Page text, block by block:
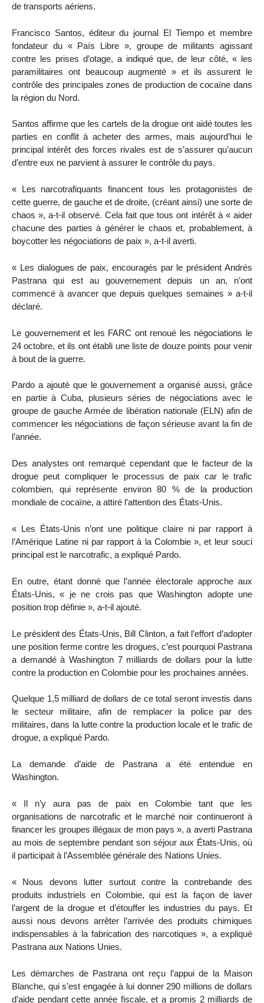
de transports aériens.
Francisco Santos, éditeur du journal El Tiempo et membre
fondateur du « País Libre », groupe de militants agissant
contre les prises d’otage, a indiqué que, de leur côté, « les
paramilitaires ont beaucoup augmenté » et ils assurent le
contrôle des principales zones de production de cocaïne dans
la région du Nord.
Santos affirme que les cartels de la drogue ont aidé toutes les
parties en conflit à acheter des armes, mais aujourd’hui le
principal intérêt des forces rivales est de s’assurer qu’aucun
d’entre eux ne parvient à assurer le contrôle du pays.
« Les narcotrafiquants financent tous les protagonistes de
cette guerre, de gauche et de droite, (créant ainsi) une sorte de
chaos », a-t-il observé. Cela fait que tous ont intérêt à « aider
chacune des parties à générer le chaos et, probablement, à
boycotter les négociations de paix », a-t-il averti.
« Les dialogues de paix, encouragés par le président Andrés
Pastrana qui est au gouvernement depuis un an, n’ont
commencé à avancer que depuis quelques semaines » a-t-il
déclaré.
Le gouvernement et les FARC ont renoué les négociations le
24 octobre, et ils ont établi une liste de douze points pour venir
à bout de la guerre.
Pardo a ajouté que le gouvernement a organisé aussi, grâce
en partie à Cuba, plusieurs séries de négociations avec le
groupe de gauche Armée de libération nationale (ELN) afin de
commencer les négociations de façon sérieuse avant la fin de
l’année.
Des analystes ont remarqué cependant que le facteur de la
drogue peut compliquer le processus de paix car le trafic
colombien, qui représente environ 80 % de la production
mondiale de cocaïne, a attiré l’attention des États-Unis.
« Les États-Unis n’ont une politique claire ni par rapport à
l’Amérique Latine ni par rapport à la Colombie », et leur souci
principal est le narcotrafic, a expliqué Pardo.
En outre, étant donné que l’année électorale approche aux
États-Unis, « je ne crois pas que Washington adopte une
position trop définie », a-t-il ajouté.
Le président des États-Unis, Bill Clinton, a fait l’effort d’adopter
une position ferme contre les drogues, c’est pourquoi Pastrana
a demandé à Washington 7 milliards de dollars pour la lutte
contre la production en Colombie pour les prochaines années.
Quelque 1,5 milliard de dollars de ce total seront investis dans
le secteur militaire, afin de remplacer la police par des
militaires, dans la lutte contre la production locale et le trafic de
drogue, a expliqué Pardo.
La demande d’aide de Pastrana a été entendue en
Washington.
« Il n’y aura pas de paix en Colombie tant que les
organisations de narcotrafic et le marché noir continueront à
financer les groupes illégaux de mon pays », a averti Pastrana
au mois de septembre pendant son séjour aux États-Unis, où
il participait à l’Assemblée générale des Nations Unies.
« Nous devons lutter surtout contre la contrebande des
produits industriels en Colombie, qui est la façon de laver
l’argent de la drogue et d’étouffer les industries du pays. Et
aussi nous devons arrêter l’arrivée des produits chimiques
indispensables à la fabrication des narcotiques », a expliqué
Pastrana aux Nations Unies.
Les démarches de Pastrana ont reçu l’appui de la Maison
Blanche, qui s’est engagée à lui donner 290 millions de dollars
d’aide pendant cette année fiscale, et a promis 2 milliards de